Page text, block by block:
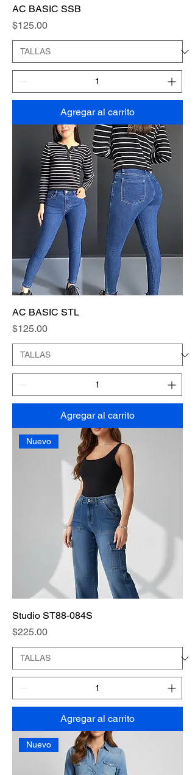
AC BASIC SSB
Precio
$125.00
Agregar al carrito
AC BASIC STL
Precio
$125.00
Agregar al carrito
Nuevo
Studio ST88-084S
Precio
$225.00
Agregar al carrito
Nuevo